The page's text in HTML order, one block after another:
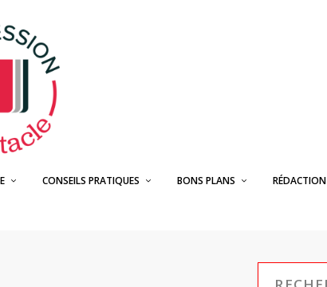
CONSEILS PRATIQUES BONS PLANS RÉDACTION